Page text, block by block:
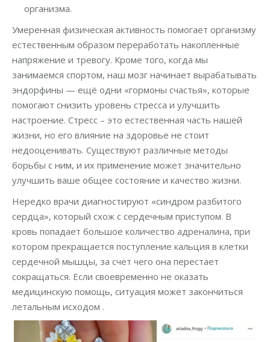
организма.
Умеренная физическая активность помогает организму
естественным образом переработать накопленные
напряжение и тревогу. Кроме того, когда мы
занимаемся спортом, наш мозг начинает вырабатывать
эндорфины — ещё одни «гормоны счастья», которые
помогают снизить уровень стресса и улучшить
настроение. Стресс – это естественная часть нашей
жизни, но его влияние на здоровье не стоит
недооценивать. Существуют различные методы
борьбы с ним, и их применение может значительно
улучшить ваше общее состояние и качество жизни.
Нередко врачи диагностируют «синдром разбитого
сердца», который схож с сердечным приступом. В
кровь попадает большое количество адреналина, при
котором прекращается поступление кальция в клетки
сердечной мышцы, за счет чего она перестает
сокращаться. Если своевременно не оказать
медицинскую помощь, ситуация может закончиться
летальным исходом .